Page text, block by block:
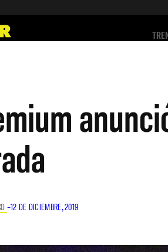
–12 DE DICIEMBRE, 2019